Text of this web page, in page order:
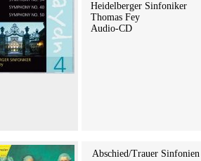
Heidelberger Sinfoniker
Thomas Fey
Audio-CD
Abschied/Trauer